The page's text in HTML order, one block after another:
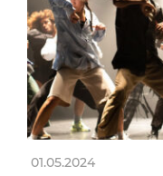
01.05.2024